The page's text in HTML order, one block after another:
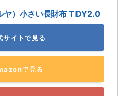
ヤ）小さい長財布 TIDY2.0
サイトで見る
で見る